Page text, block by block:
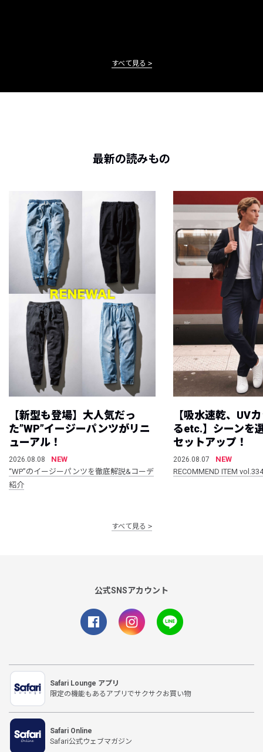
すべて見る
最新の読みもの
【新型も登場】大人気だっ
た”WP”イージーパンツがリニ
ューアル！
2026.08.08
NEW
“WP”のイージーパンツを徹底解説&コーデ
紹介
【吸水速乾、UV
るetc.】シーンを
セットアップ！
2026.08.07
NEW
RECOMMEND ITEM vol.334
すべて見る
公式SNSアカウント
Safari Lounge アプリ
限定の機能もあるアプリでサクサクお買い物
Safari Online
Safari公式ウェブマガジン